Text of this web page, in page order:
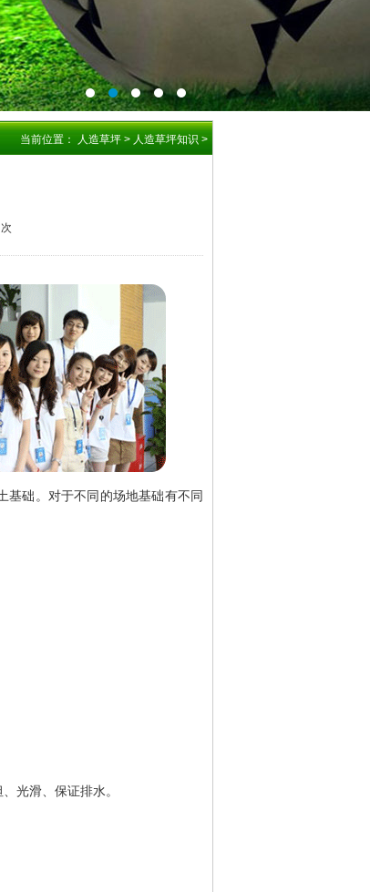
当前位置： 人造草坪 > 人造草坪知识 >
次
础。对于不同的场地基础有不同
滑、保证排水。